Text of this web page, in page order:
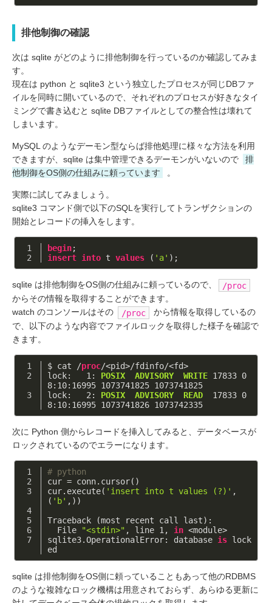
排他制御の確認
次は sqlite がどのように排他制御を行っているのか確認してみま
す。
現在は python と sqlite3 という独立したプロセスが同じDBファ
イルを同時に開いているので、それぞれのプロセスが好きなタイ
ミングで書き込むと sqlite DBファイルとしての整合性は壊れて
しまいます。
MySQL のようなデーモン型ならば排他処理に様々な方法を利用
できますが、sqlite は集中管理できるデーモンがいないので
排
他制御をOS側の仕組みに頼っています
。
実際に試してみましょう。
sqlite3 コマンド側で以下のSQLを実行してトランザクションの
開始とレコードの挿入をします。
begin;
insert into t values ( 'a' );
sqlite は排他制御をOS側の仕組みに頼っているので、
/proc
からその情報を取得することができます。
watch のコンソールはその
/proc
から情報を取得しているの
で、以下のような内容でファイルロックを取得した様子を確認で
きます。
$ cat /proc/<pid>/fdinfo/<fd>
lock:   1:
POSIX ADVISORY WRITE 17833 0
8:10:16995 1073741825 1073741825
lock:   2:
POSIX ADVISORY READ
  17833 0
8:10:16995 1073741826 1073742335
次に Python 側からレコードを挿入してみると、データベースが
ロックされているのでエラーになります。
# python
cur = conn.cursor()
cur.execute( 'insert into t values (?)' ,
( 'b' ,))
Traceback (most recent call last):
  File
"<stdin>" , line 1 , in <module>
sqlite3.OperationalError: database is lock
ed
sqlite は排他制御をOS側に頼っていることもあって他のRDBMS
のような複雑なロック機構は用意されておらず、あらゆる更新に